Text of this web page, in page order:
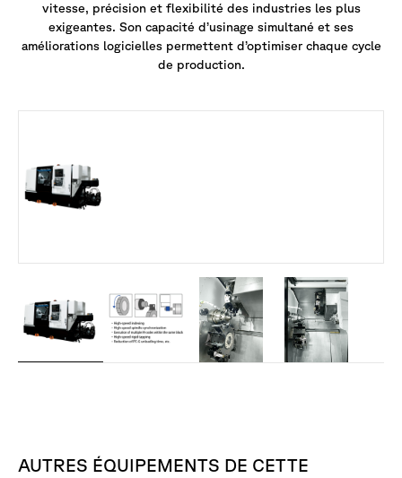
vitesse, précision et flexibilité des industries les plus
exigeantes. Son capacité d’usinage simultané et ses
améliorations logicielles permettent d’optimiser chaque cycle
de production.
AUTRES ÉQUIPEMENTS DE CETTE